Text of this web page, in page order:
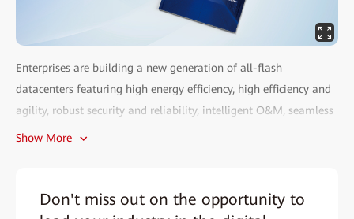
Enterprises are building a new generation of all-ﬂash
datacenters featuring high energy efficiency, high efficiency and
agility, robust security and reliability, intelligent O&M, seamless
upgrades, and free flow of data to meet the needs for ﬂash
• Assess business and technical needs
Show More
Don't miss out on the opportunity to